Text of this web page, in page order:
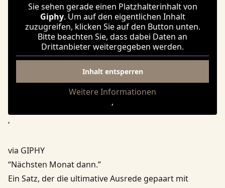
Sie sehen gerade einen Platzhalterinhalt von
Giphy. Um auf den eigentlichen Inhalt
zuzugreifen, klicken Sie auf den Button unten.
Bitte beachten Sie, dass dabei Daten an
Drittanbieter weitergegeben werden.
Inhalt entsperren
Weitere Informationen
‚
‚
via GIPHY
“Nächsten Monat dann.”
Ein Satz, der die ultimative Ausrede gepaart mit